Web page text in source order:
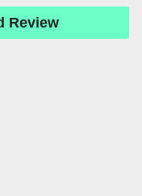
Review